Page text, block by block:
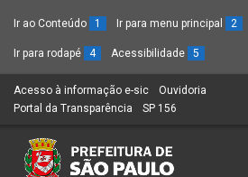
Ir ao Conteúdo 1 Ir para menu principal 2
Ir para rodapé 4 Acessibilidade 5
Acesso à informação e-sic (Link
para
novo
sítio)
Ouvidoria
Portal da Transparência (Link
um
novo
SP 156